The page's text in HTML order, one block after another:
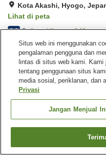
Kota Akashi, Hyogo,
Lihat di peta
3.6 Baik Ulasan:348
Fasilitas properti
Tempat parkir
Restoran
Jepang Hyogo
Nishi-Akashi Rincarn Hotel
Cari
Situs web ini menggunakan
pengalaman pengguna dan
lintas di situs web kami.
tentang penggunaan situs
media sosial, periklanan, dan
Privasi
Jangan Menjual